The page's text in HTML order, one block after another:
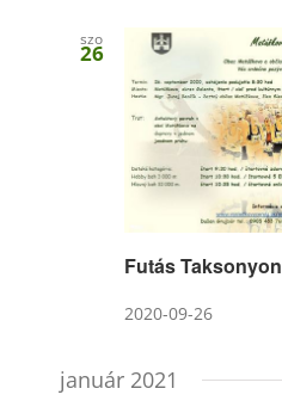
szo
26
Futás Taksonyon
2020-09-26
január 2021